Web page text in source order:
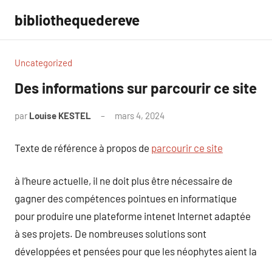
contenu
bibliothequedereve
Uncategorized
Des informations sur parcourir ce site
par Louise KESTEL mars 4, 2024
Texte de référence à propos de parcourir ce site
à l’heure actuelle, il ne doit plus être nécessaire de
gagner des compétences pointues en informatique
pour produire une plateforme intenet Internet adaptée
à ses projets. De nombreuses solutions sont
développées et pensées pour que les néophytes aient la